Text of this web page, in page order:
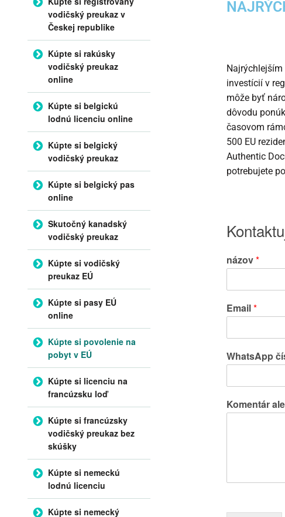
investícií v
môže byť
dôvodu
časovom
500 EU
Authentic
potrebujete
názov*
Email*
WhatsApp
Komentár
vodičský preukaz v
Českej republike
Kúpte si rakúsky
vodičský preukaz
online
Kúpte si belgickú
lodnú licenciu online
Kúpte si belgický
vodičský preukaz
Kúpte si belgický pas
online
Skutočný kanadský
vodičský preukaz
Kúpte si vodičský
preukaz EÚ
Kúpte si pasy EÚ
online
Kúpte si povolenie na
pobyt v EÚ
Kúpte si licenciu na
francúzsku loď
Kúpte si francúzsky
vodičský preukaz bez
skúšky
Kúpte si nemeckú
lodnú licenciu
Kúpte si nemecký